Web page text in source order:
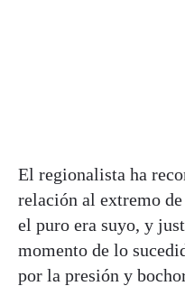
El regionalista ha
relación al extremo
el puro era suyo, y
momento de lo
por la presión y